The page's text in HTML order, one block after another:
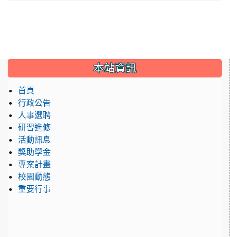
::: 本站資訊
首頁
行政公告
人事選聘
研習進修
活動訊息
獎助學金
專案計畫
校園動態
重要行事